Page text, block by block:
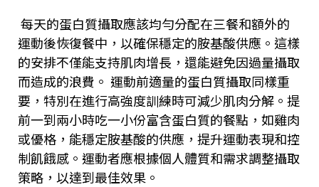
每天的蛋白質攝取應該均勻分配在三餐和額外的
運動後恢復餐中，以確保穩定的胺基酸供應。這樣
的安排不僅能支持肌肉增長，還能避免因過量攝取
而造成的浪費。 運動前適量的蛋白質攝取同樣重
要，特別在進行高強度訓練時可減少肌肉分解。提
前一到兩小時吃一小份富含蛋白質的餐點，如雞肉
或優格，能穩定胺基酸的供應，提升運動表現和控
制飢餓感。運動者應根據個人體質和需求調整攝取
策略，以達到最佳效果。